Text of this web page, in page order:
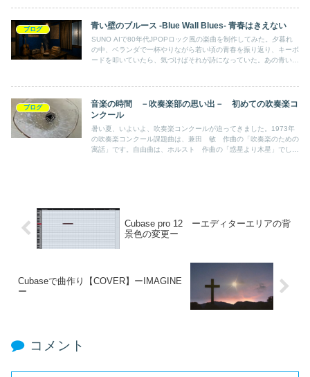
ブログ 青い壁のブルース -Blue Wall Blues- 青春はきえない
SUNO AIで80年代JPOPロック風の楽曲を制作してみた。夕暮れ
の中、ベランダで一杯やりながら若い頃の青春を振り返り、キーボ
ードを叩いていたら、気づけばそれが詩になっていた。あの青い壁
ブログ
音楽の時間 －吹奏楽部の思い出－ 初めての吹奏楽コ
ンクール
暑い夏、いよいよ、吹奏楽コンクールが迫ってきました。1973年
の吹奏楽コンクール課題曲は、兼田 敏 作曲の「吹奏楽のための
寓話」です。自由曲は、ホルスト 作曲の「惑星より木星」でし
Cubase pro 12 ーエディターエリアの背
景色の変更ー
Cubaseで曲作り【COVER】ーIMAGINE
ー
コメント